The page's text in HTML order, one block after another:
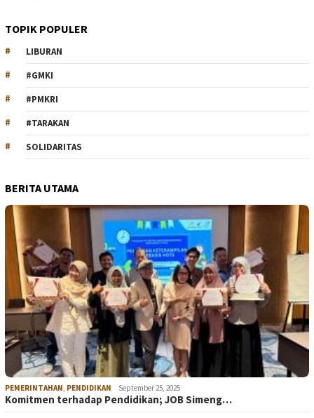
TOPIK POPULER
LIBURAN
#GMKI
#PMKRI
#TARAKAN
SOLIDARITAS
BERITA UTAMA
PEMERINTAHAN PENDIDIKAN September 25, 2025
Komitmen terhadap Pendidikan; JOB Simeng…